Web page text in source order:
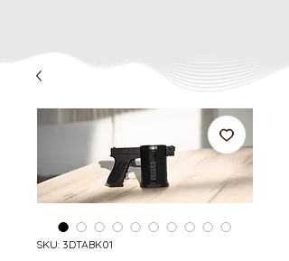
SKU: 3DTABK01